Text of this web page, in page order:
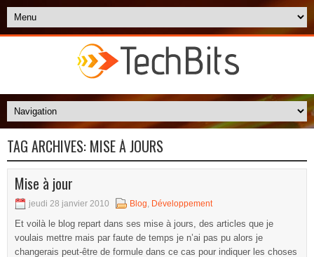
TAG ARCHIVES: MISE À JOURS
Mise à jour
jeudi 28 janvier 2010 Blog, Développement
Et voilà le blog repart dans ses mise à jours, des articles que je
voulais mettre mais par faute de temps je n’ai pas pu alors je
changerais peut-être de formule dans ce cas pour indiquer les choses